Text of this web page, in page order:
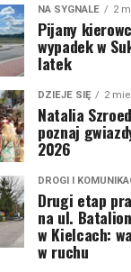
NA SYGNALE 2
Pijany
wypadek w
latek
DZIEJE SIĘ 2
Natalia
poznaj
2026
DROGI I
Drugi etap
na ul.
w Kielcach:
w ruchu